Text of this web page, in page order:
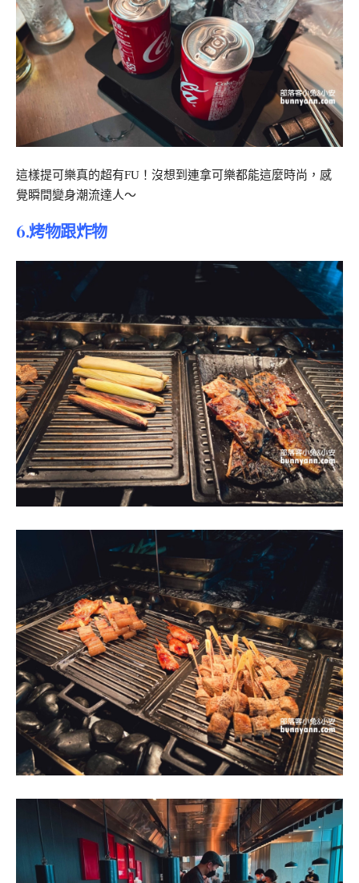
這樣提可樂真的超有FU！沒想到連拿可樂都能這麼時尚，感
覺瞬間變身潮流達人～
6.烤物跟炸物